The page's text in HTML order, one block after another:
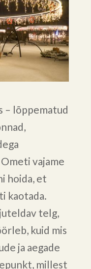
– lõppematud
vajame
hoida, et
kaotada.
telg,
kuid mis
ja aegade
millest